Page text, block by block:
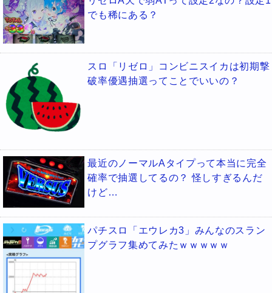
でも稀にある？
スロ「リゼロ」コンビニスイカは初期撃
破率優遇抽選ってことでいいの？
最近のノーマルAタイプって本当に完全
確率で抽選してるの？ 怪しすぎるんだ
けど…
パチスロ「エウレカ3」みんなのスラン
プグラフ集めてみたｗｗｗｗｗ